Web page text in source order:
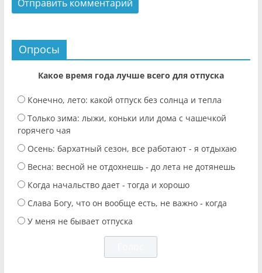
Опросы
Какое время года лучше всего для отпуска
Конечно, лето: какой отпуск без солнца и тепла
Только зима: лыжи, коньки или дома с чашечкой
горячего чая
Осень: бархатный сезон, все работают - я отдыхаю
Весна: весной не отдохнешь - до лета не дотянешь
Когда начальство дает - тогда и хорошо
Слава Богу, что он вообще есть, не важно - когда
У меня не бывает отпуска